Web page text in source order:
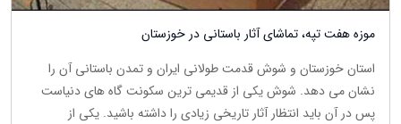
موزه هفت تپه، تماشای آثار باستانی در خوزستان
استان خوزستان و شوش قدمت طولانی ایران و تمدن باستانی آن را
نشان می دهد. شوش یکی از قدیمی ترین سکونت گاه های دنیاست
پس در آن باید انتظار آثار تاریخی زیادی را داشته باشید. یکی از